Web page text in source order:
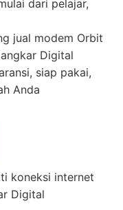
dari pelajar,
jual modem Orbit
Digital
siap pakai,
Anda
koneksi internet
Digital